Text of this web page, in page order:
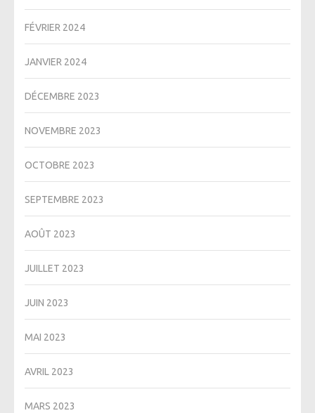
FÉVRIER 2024
JANVIER 2024
DÉCEMBRE 2023
NOVEMBRE 2023
OCTOBRE 2023
SEPTEMBRE 2023
AOÛT 2023
JUILLET 2023
JUIN 2023
MAI 2023
AVRIL 2023
MARS 2023